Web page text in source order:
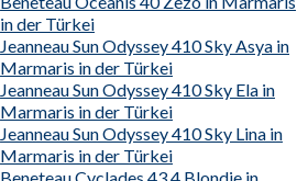
in der Türkei
Jeanneau Sun Odyssey 410 Sky Asya in
Marmaris in der Türkei
Jeanneau Sun Odyssey 410 Sky Ela in
Marmaris in der Türkei
Jeanneau Sun Odyssey 410 Sky Lina in
Marmaris in der Türkei